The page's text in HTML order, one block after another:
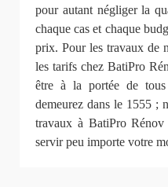
pour autant négliger la
chaque cas et chaque
prix. Pour les travaux de
les tarifs chez BatiPro
être à la portée de
demeurez dans le 1555 ;
travaux à BatiPro
servir peu importe votre